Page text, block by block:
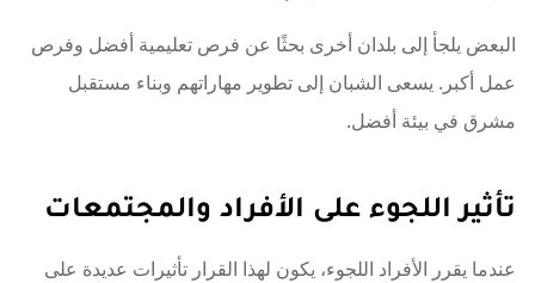
البعض يلجأ إلى بلدان أخرى بحثًا عن فرص تعليمية أفضل وفرص
عمل أكبر. يسعى الشبان إلى تطوير مهاراتهم وبناء مستقبل
مشرق في بيئة أفضل.
تأثير اللجوء على الأفراد والمجتمعات
عندما يقرر الأفراد اللجوء، يكون لهذا القرار تأثيرات عديدة على